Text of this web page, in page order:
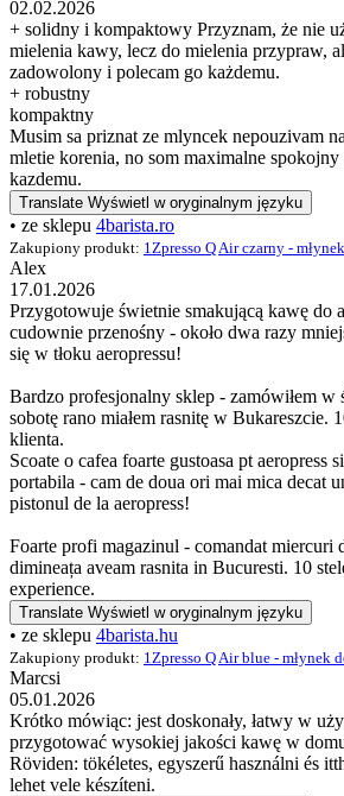
02.02.2026
+ solidny i kompaktowy Przyznam, że nie
mielenia kawy, lecz do mielenia przypraw,
zadowolony i polecam go każdemu.
+ robustny
kompaktny
Musim sa priznat ze mlyncek nepouzivam
mletie korenia, no som maximalne
kazdemu.
Translate Wyświetl w oryginalnym języku
• ze sklepu 4barista.ro
Zakupiony produkt: 1Zpresso Q Air czarny -
Alex
17.01.2026
Przygotowuje świetnie smakującą kawę do
cudownie przenośny - około dwa razy
się w tłoku aeropressu!
Bardzo profesjonalny sklep - zamówiłem w
sobotę rano miałem rasnitę w Bukareszcie.
klienta.
Scoate o cafea foarte gustoasa pt aeropress
portabila - cam de doua ori mai mica decat
pistonul de la aeropress!
Foarte profi magazinul - comandat miercuri
dimineața aveam rasnita in Bucuresti. 10
experience.
Translate Wyświetl w oryginalnym języku
• ze sklepu 4barista.hu
Zakupiony produkt: 1Zpresso Q Air blue - młynek
Marcsi
05.01.2026
Krótko mówiąc: jest doskonały, łatwy w
przygotować wysokiej jakości kawę w
Röviden: tökéletes, egyszerű használni és
lehet vele készíteni.